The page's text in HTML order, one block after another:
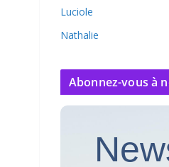
Luciole
Nathalie
Abonnez-vous à